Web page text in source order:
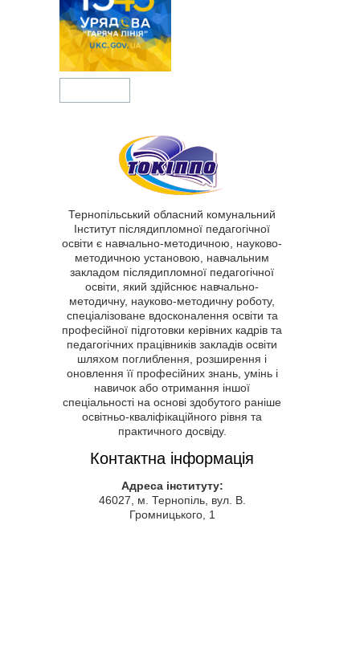
Тернопільський обласний комунальний
Інститут післядипломної педагогічної
освіти є навчально-методичною, науково-
методичною установою, навчальним
закладом післядипломної педагогічної
освіти, який здійснює навчально-
методичну, науково-методичну роботу,
спеціалізоване вдосконалення освіти та
професійної підготовки керівних кадрів та
педагогічних працівників закладів освіти
шляхом поглиблення, розширення і
оновлення її професійних знань, умінь і
навичок або отримання іншої
спеціальності на основі здобутого раніше
освітньо-кваліфікаційного рівня та
практичного досвіду.
Контактна інформація
Адреса інституту:
46027, м. Тернопіль, вул. В.
Громницького, 1